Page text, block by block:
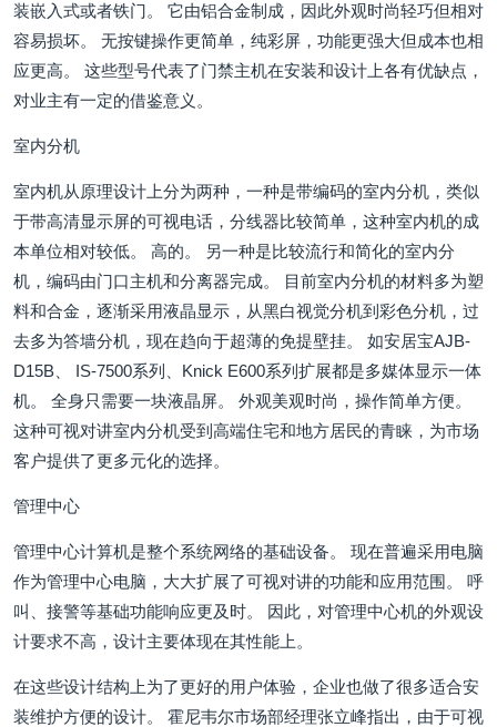
装嵌入式或者铁门。 它由铝合金制成，因此外观时尚轻巧但相对
容易损坏。 无按键操作更简单，纯彩屏，功能更强大但成本也相
应更高。 这些型号代表了门禁主机在安装和设计上各有优缺点，
对业主有一定的借鉴意义。
室内分机
室内机从原理设计上分为两种，一种是带编码的室内分机，类似
于带高清显示屏的可视电话，分线器比较简单，这种室内机的成
本单位相对较低。 高的。 另一种是比较流行和简化的室内分
机，编码由门口主机和分离器完成。 目前室内分机的材料多为塑
料和合金，逐渐采用液晶显示，从黑白视觉分机到彩色分机，过
去多为答墙分机，现在趋向于超薄的免提壁挂。 如安居宝AJB-
D15B、 IS-7500系列、Knick E600系列扩展都是多媒体显示一体
机。 全身只需要一块液晶屏。 外观美观时尚，操作简单方便。
这种可视对讲室内分机受到高端住宅和地方居民的青睐，为市场
客户提供了更多元化的选择。
管理中心
管理中心计算机是整个系统网络的基础设备。 现在普遍采用电脑
作为管理中心电脑，大大扩展了可视对讲的功能和应用范围。 呼
叫、接警等基础功能响应更及时。 因此，对管理中心机的外观设
计要求不高，设计主要体现在其性能上。
在这些设计结构上为了更好的用户体验，企业也做了很多适合安
装维护方便的设计。 霍尼韦尔市场部经理张立峰指出，由于可视